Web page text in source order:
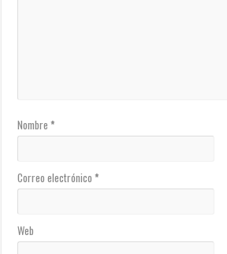
Nombre*
Correo electrónico*
Web